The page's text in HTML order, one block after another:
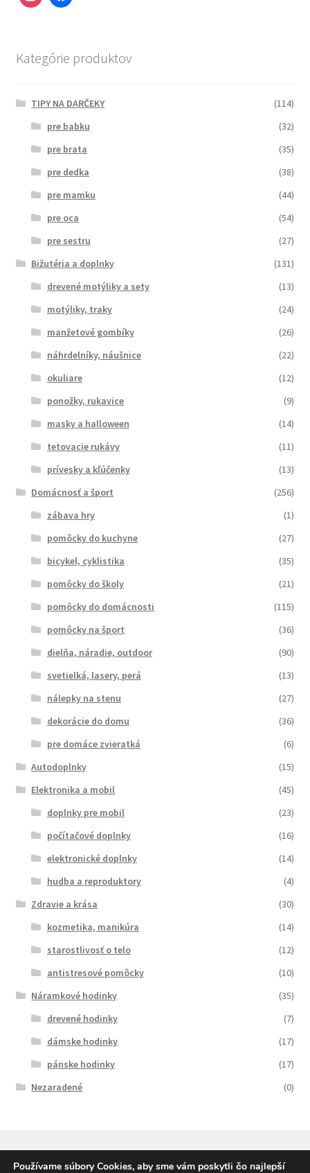
Kategórie produktov
TIPY NA DARČEKY
(114)
pre babku
(32)
pre brata
(35)
pre dedka
(38)
pre mamku
(44)
pre oca
(54)
pre sestru
(27)
Bižutéria a doplnky
(131)
drevené motýliky a sety
(13)
motýliky, traky
(24)
manžetové gombíky
(26)
náhrdelníky, náušnice
(22)
okuliare
(12)
ponožky, rukavice
(9)
masky a halloween
(14)
tetovacie rukávy
(11)
prívesky a kľúčenky
(13)
Domácnosť a šport
(256)
zábava hry
(1)
pomôcky do kuchyne
(27)
bicykel, cyklistika
(35)
pomôcky do školy
(21)
pomôcky do domácnosti
(115)
pomôcky na šport
(36)
dielňa, náradie, outdoor
(90)
svetielká, lasery, perá
(13)
nálepky na stenu
(27)
dekorácie do domu
(36)
pre domáce zvieratká
(6)
Autodoplnky
(15)
Elektronika a mobil
(45)
doplnky pre mobil
(23)
počítačové doplnky
(16)
elektronické doplnky
(14)
hudba a reproduktory
(4)
Zdravie a krása
(30)
kozmetika, manikúra
(14)
starostlivosť o telo
(12)
antistresové pomôcky
(10)
Náramkové hodinky
(35)
drevené hodinky
(7)
dámske hodinky
(17)
pánske hodinky
(17)
Nezaradené
(0)
Používame súbory Cookies, aby sme vám poskytli čo najlepší